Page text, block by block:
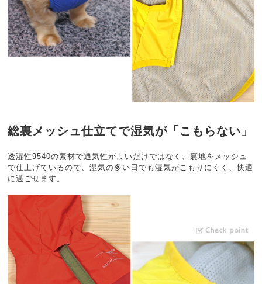
総裏メッシュ仕立てで湿気が「こもらない」
透湿性9540の素材で通気性がよいだけではなく、裏地をメッシュ
で仕上げているので、湿気の多い日でも湿気がこもりにくく、快適
に過ごせます。